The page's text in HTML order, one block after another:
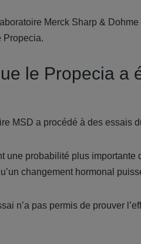
Merck Sharp &
Propecia.
le Propecia a
MSD a procédé à des essais
une probabilité plus importante
changement hormonal
n’a pas permis de prouver